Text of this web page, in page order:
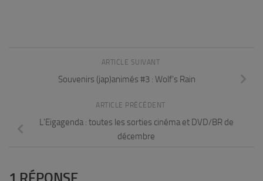
ARTICLE SUIVANT
Souvenirs (jap)animés #3 : Wolf’s Rain
ARTICLE PRÉCÉDENT
L’Eigagenda : toutes les sorties cinéma et DVD/BR de
décembre